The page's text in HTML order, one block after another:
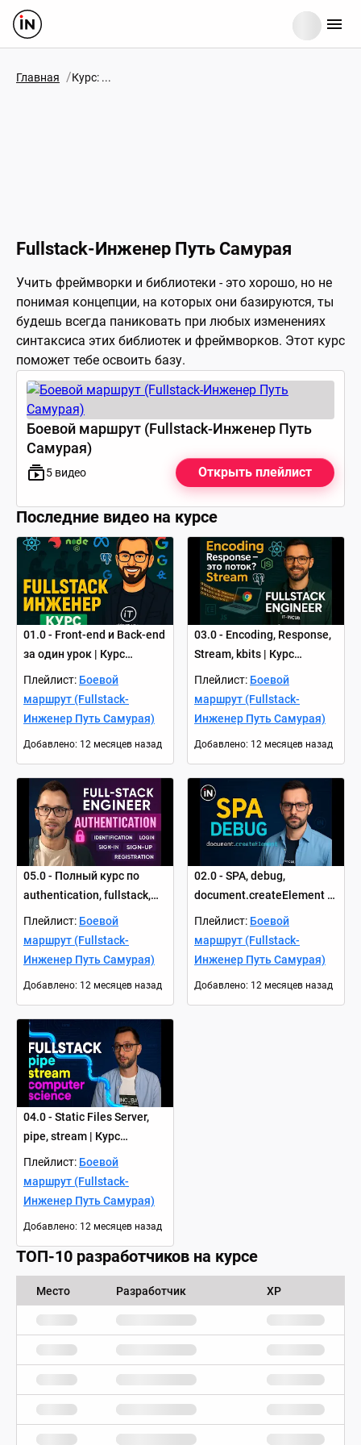
Главная /Курс: ...
Fullstack-Инженер Путь Самурая
Учить фреймворки и библиотеки - это хорошо, но не
понимая концепции, на которых они базируются, ты
будешь всегда паниковать при любых изменениях
синтаксиса этих библиотек и фреймворков. Этот курс
поможет тебе освоить базу.
Боевой маршрут (Fullstack-Инженер Путь
Самурая)
5 видео Открыть плейлист
Последние видео на курсе
01.0 - Front-end и Back-end
за один урок | Курс
Fullstack Engineer
Плейлист: Боевой
маршрут (Fullstack-
Инженер Путь Самурая)
Добавлено: 12 месяцев назад
03.0 - Encoding, Response,
Stream, kbits | Курс
Fullstack Engineer
Плейлист: Боевой
маршрут (Fullstack-
Инженер Путь Самурая)
Добавлено: 12 месяцев назад
05.0 - Полный курс по
authentication, fullstack,
part 1
Плейлист: Боевой
маршрут (Fullstack-
Инженер Путь Самурая)
Добавлено: 12 месяцев назад
02.0 - SPA, debug,
document.createElement |
Курс Fullstack Engineer
Плейлист: Боевой
маршрут (Fullstack-
Инженер Путь Самурая)
Добавлено: 12 месяцев назад
04.0 - Static Files Server,
pipe, stream | Курс
Fullstack Engineer
Плейлист: Боевой
маршрут (Fullstack-
Инженер Путь Самурая)
Добавлено: 12 месяцев назад
ТОП-10 разработчиков на курсе
Место Разработчик XP